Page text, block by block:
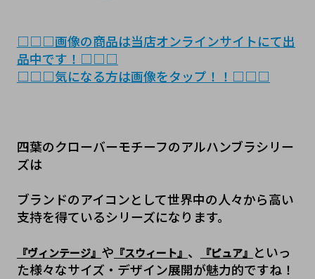
□□□画像の商品は当店オンラインサイトにて出
品中です！□□□
□□□気になる方は画像をタップ！！□□□
四葉のクローバーモチーフのアルハンブラシリー
ズは
ブランドのアイコンとして世界中の人々から高い
支持を得ているシリーズになります。
『ヴィンテージ』 や 『スウィート』 、 『ピュア』 といっ
た様々なサイズ・デザイン展開が魅力的ですね！